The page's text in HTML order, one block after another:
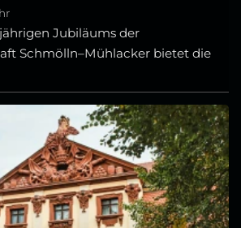
Jubiläums der
Schmölln–Mühlacker bietet die